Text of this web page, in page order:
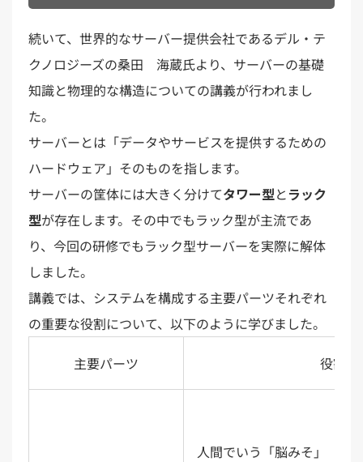
続いて、世界的なサーバー提供会社であるデル・テ
クノロジーズの桑田 海蔵氏より、サーバーの基礎
知識と物理的な構造についての講義が行われまし
た。
サーバーとは「データやサービスを提供するための
ハードウェア」そのものを指します。
サーバーの筐体には大きく分けてタワー型とラック
型が存在します。その中でもラック型が主流であ
り、今回の研修でもラック型サーバーを実際に解体
しました。
講義では、システムを構成する主要パーツそれぞれ
の重要な役割について、以下のように学びました。
主要パーツ 役割
人間でいう「脳みそ」